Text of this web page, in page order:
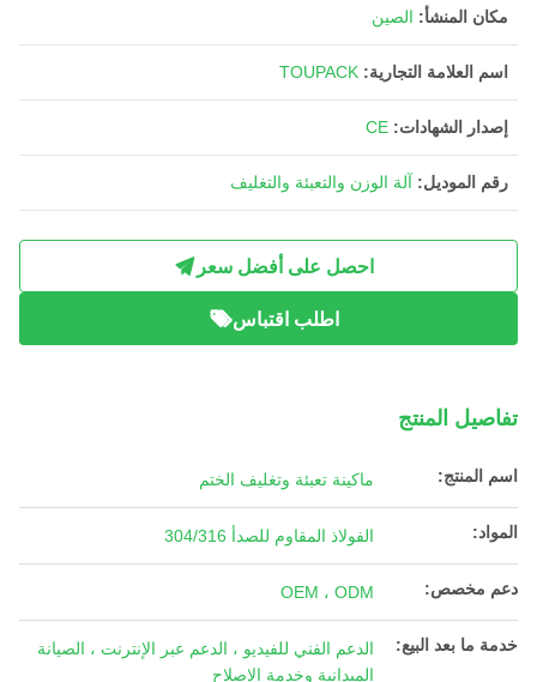
مكان المنشأ: الصين
اسم العلامة التجارية: TOUPACK
إصدار الشهادات: CE
رقم الموديل: آلة الوزن والتعبئة والتغليف
احصل على أفضل سعر
اطلب اقتباس
تفاصيل المنتج
اسم المنتج: ماكينة تعبئة وتغليف الختم
المواد: الفولاذ المقاوم للصدأ 304/316
دعم مخصص: OEM ، ODM
خدمة ما بعد البيع:
الدعم الفني للفيديو ، الدعم عبر الإنترنت ، الصيانة
الميدانية وخدمة الإصلاح